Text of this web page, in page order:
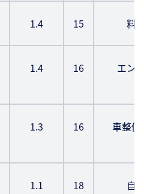
1.4 15 料
1.4 16 エン
1.3 16 車整備
1.1 18 自